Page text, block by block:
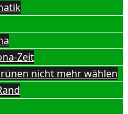
Zeit
nicht mehr wählen